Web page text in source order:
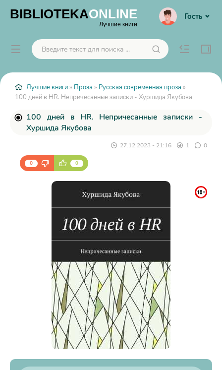
BIBLIOTEKAONLINE
Лучшие книги
Гость
Лучшие книги » Проза » Русская современная проза »
100 дней в HR. Непричесанные записки - Хуршида Якубова
100 дней в HR. Непричесанные записки -
Хуршида Якубова
27.12.2023 - 21:16 1 0
0 0